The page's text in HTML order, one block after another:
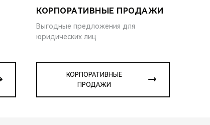
КОРПОРАТИВНЫЕ ПРОДАЖИ
Выгодные предложения для
юридических лиц
КОРПОРАТИВНЫЕ
ПРОДАЖИ